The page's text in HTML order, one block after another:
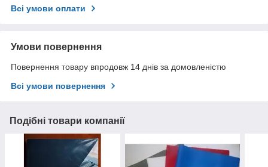
Всі умови оплати
Умови повернення
Повернення товару впродовж 14 днів за домовленістю
Всі умови повернення
Подібні товари компанії